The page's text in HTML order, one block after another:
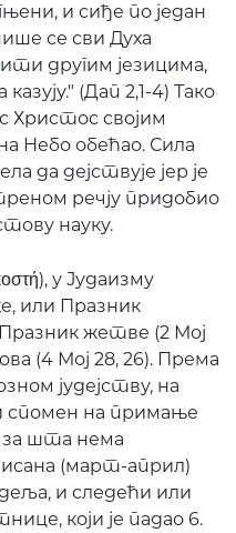
и сиђе по један
се сви Духа
другим језицима,
(Дaп 2,1-4) Тако
Христос својим
Небо обећао. Сила
да дејствује јер је
речју придобио
науку.
у Јудаизму
или Празник
жетве (2 Мој
(4 Мој 28, 26). Према
јудејству, на
спомен на примање
за шта нема
(март-април)
и следећи или
који је падао 6.